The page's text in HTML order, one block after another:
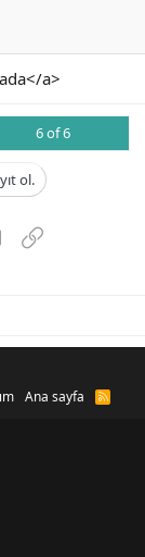
a>
6 of 6
ol.
E-postaLink
Ana sayfa
R